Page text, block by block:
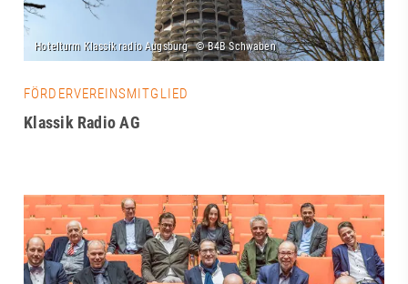
FÖRDERVEREINSMITGLIED
Klassik Radio AG